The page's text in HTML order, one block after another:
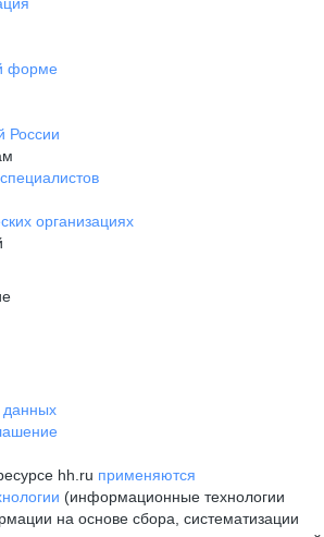
форме
России
организациях
данных
hh.ru применяются
(информационные технологии
на основе сбора, систематизации